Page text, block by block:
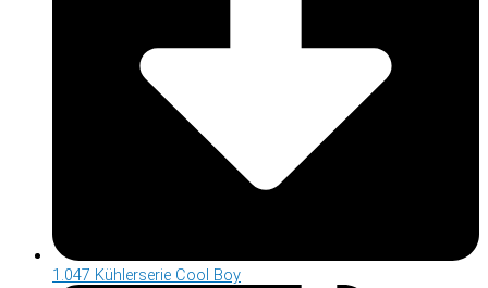
1.047 Kühlerserie Cool Boy